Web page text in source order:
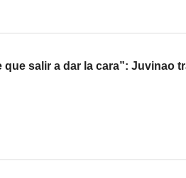
salir a dar la cara”: Juvinao